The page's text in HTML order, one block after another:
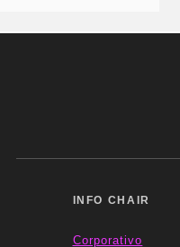
INFO CHAIR
Corporativo